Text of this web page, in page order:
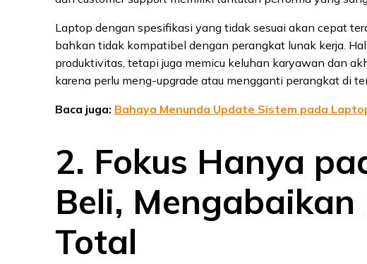
Laptop dengan spesifikasi yang tidak sesuai akan cepat
bahkan tidak kompatibel dengan perangkat lunak kerja.
produktivitas, tetapi juga memicu keluhan karyawan dan
karena perlu meng-upgrade atau mengganti perangkat di
Baca juga: Bahaya Menunda Update Sistem pada
2. Fokus Hanya
Beli, Mengabaikan
Total